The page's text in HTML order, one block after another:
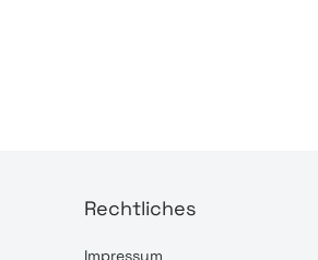
Rechtliches
Impressum